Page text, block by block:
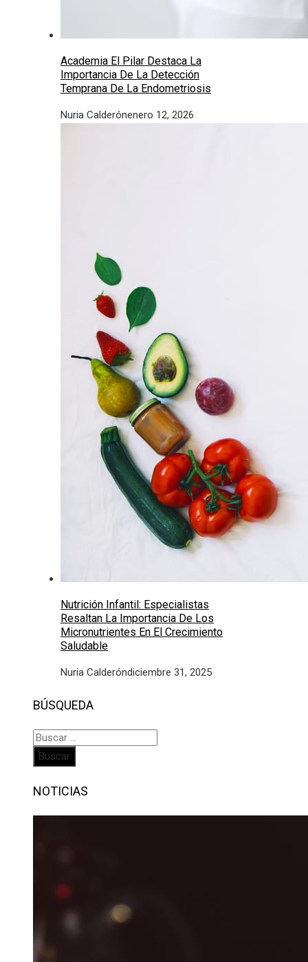
Academia El Pilar Destaca La
Importancia De La Detección
Temprana De La Endometriosis
Nuria Calderónenero 12, 2026
Nutrición Infantil: Especialistas
Resaltan La Importancia De Los
Micronutrientes En El Crecimiento
Saludable
Nuria Calderóndiciembre 31, 2025
BÚSQUEDA
Buscar:
NOTICIAS